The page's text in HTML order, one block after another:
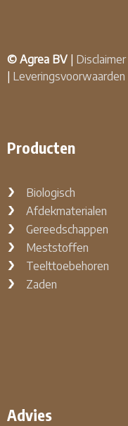
© Agrea BV Disclaimer|
Leveringsvoorwaarden
Producten
Biologisch
Afdekmaterialen
Gereedschappen
Meststoffen
Teelttoebehoren
Zaden
Advies